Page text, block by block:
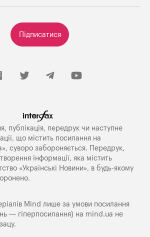
Підписатися
публiкацiя, передрук чи наступне
що мiстить посилання на
суворо забороняється. Передрук,
інформації, яка містить
«Українські Новини», в будь-якому
Mind лише за умови посилання
— гіперпосилання) на mind.ua не